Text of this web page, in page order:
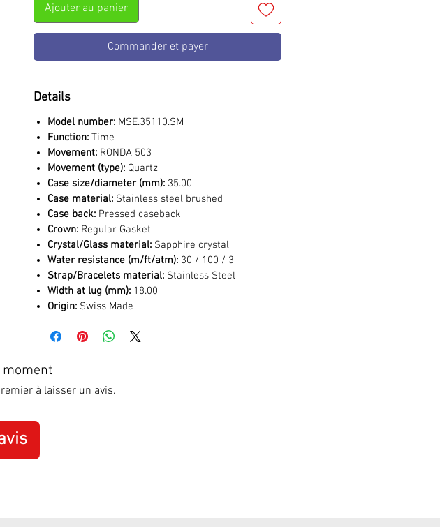
Ajouter au panier
Commander et payer
Details
Model number: MSE.35110.SM
Function: Time
Movement: RONDA 503
Movement (type): Quartz
Case size/diameter (mm): 35.00
Case material: Stainless steel brushed
Case back: Pressed caseback
Crown: Regular Gasket
Crystal/Glass material: Sapphire crystal
Water resistance (m/ft/atm): 30 / 100 / 3
Strap/Bracelets material: Stainless Steel
Width at lug (mm): 18.00
Origin: Swiss Made
à laisser un avis.